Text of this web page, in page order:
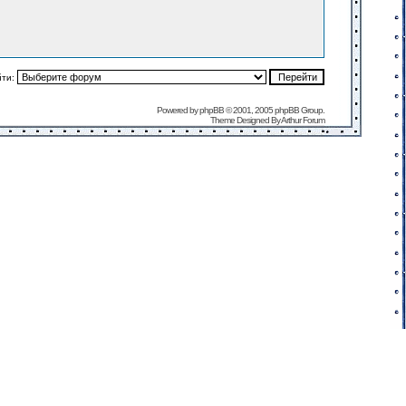
Powered byphpBB© 2001, 2005 phpBB Group.
Theme Designed ByArthur Forum